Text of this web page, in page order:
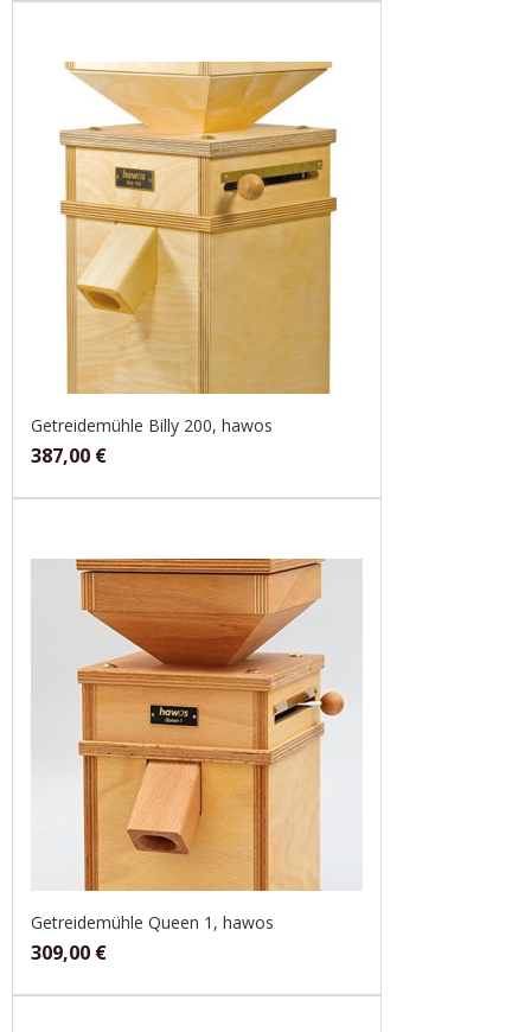
Getreidemühle Billy 200, hawos
387,00 €
Getreidemühle Queen 1, hawos
309,00 €